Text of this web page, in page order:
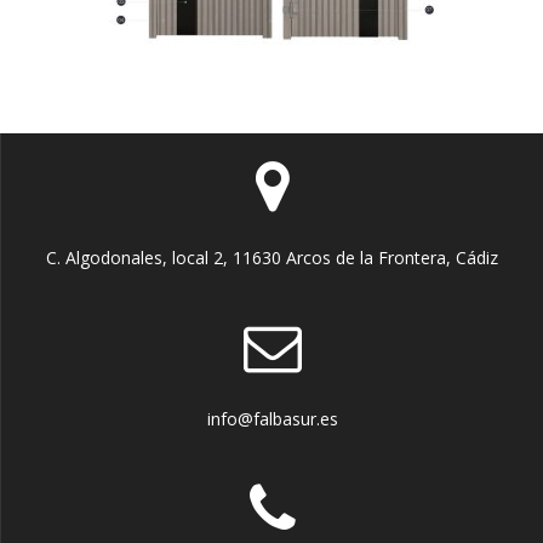
C. Algodonales, local 2, 11630 Arcos de la Frontera, Cádiz
info@falbasur.es